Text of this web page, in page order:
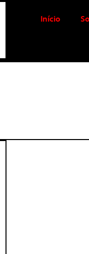
Início